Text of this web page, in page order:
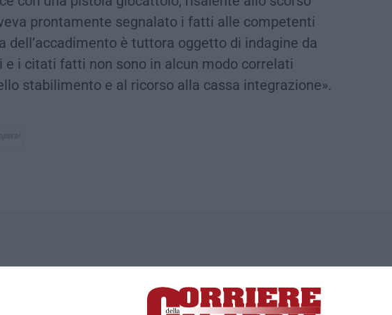
prontamente segnalato i fatti alle competenti
dell’accadimento è tuttora oggetto di indagine da
e i citati fatti non sono in alcun modo correlati
stabilimento e al ricorso alla cassa integrazione».
6/G, S.Eufemia, Lamezia Terme (CZ)